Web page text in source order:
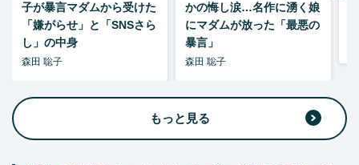
子が暴言マダムから受けた
「嫌がらせ」と「SNSさら
し」の中身
森田 聡子
かの悔し涙…名作に湧く娘
にマダムが放った「最悪の
暴言」
森田 聡子
もっと見る